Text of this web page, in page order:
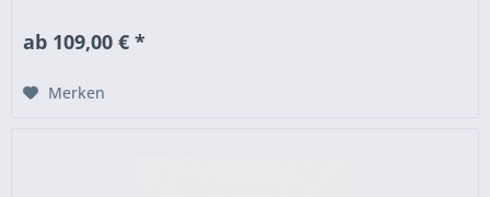
ab 109,00 € *
Merken